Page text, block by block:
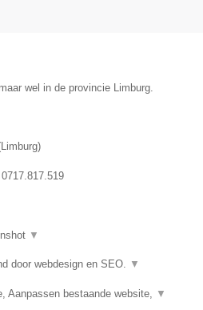
wel in de provincie Limburg.
Limburg)
▼
door webdesign en SEO. ▼
Aanpassen bestaande website, ▼